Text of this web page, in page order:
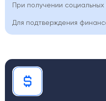
При получении
Для подтверждения